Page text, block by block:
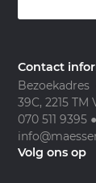
Contact
Bezoekadres
39C, 2215
070 511 9395 ●
Volg ons op